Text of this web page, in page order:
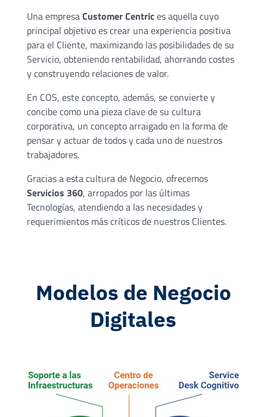
Una empresaCustomer Centrices aquella cuyo
principal objetivo es crear una experiencia positiva
para el Cliente, maximizando las posibilidades de su
Servicio, obteniendo rentabilidad, ahorrando costes
y construyendo relaciones de valor.
En COS, este concepto, además, se convierte y
concibe como una pieza clave de su cultura
corporativa, un concepto arraigado en la forma de
pensar y actuar de todos y cada uno de nuestros
trabajadores.
Gracias a esta cultura de Negocio, ofrecemos
Servicios 360, arropados por las últimas
Tecnologías, atendiendo a las necesidades y
requerimientos más críticos de nuestros Clientes.
Modelos de Negocio
Digitales